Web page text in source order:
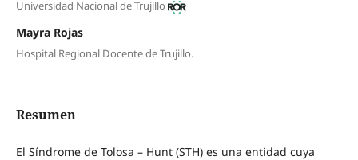
Universidad Nacional de Trujillo
Mayra Rojas
Hospital Regional Docente de Trujillo.
Resumen
El Síndrome de Tolosa – Hunt (STH) es una entidad cuya